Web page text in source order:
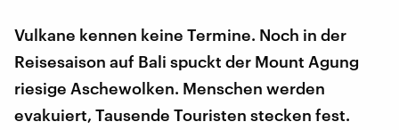
Vulkane kennen keine Termine. Noch in der
Reisesaison auf Bali spuckt der Mount Agung
riesige Aschewolken. Menschen werden
evakuiert, Tausende Touristen stecken fest.